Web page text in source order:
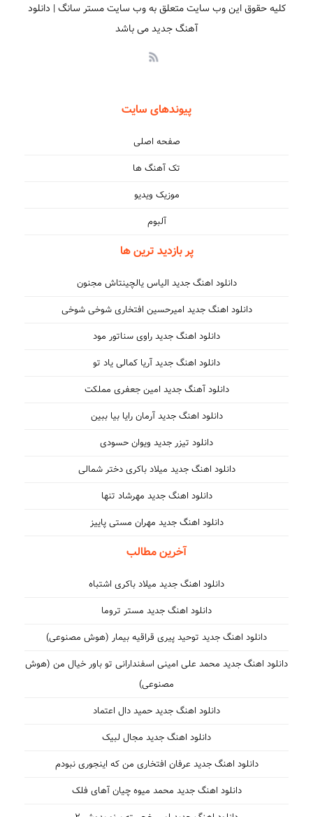
کلیه حقوق این وب سایت متعلق به وب سایت مستر سانگ | دانلود
آهنگ جدید می باشد
پیوندهای سایت
صفحه اصلی
تک آهنگ ها
موزیک ویدیو
آلبوم
پر بازدید ترین ها
دانلود اهنگ جدید الیاس یالچینتاش مجنون
دانلود اهنگ جدید امیرحسین افتخاری شوخی شوخی
دانلود اهنگ جدید راوی سناتور مود
دانلود اهنگ جدید آریا کمالی یاد تو
دانلود آهنگ جدید امین جعفری مملکت
دانلود اهنگ جدید آرمان رایا بیا ببین
دانلود تیزر جدید ویوان حسودی
دانلود اهنگ جدید میلاد باکری دختر شمالی
دانلود اهنگ جدید مهرشاد تنها
دانلود اهنگ جدید مهران مستی پاییز
آخرین مطالب
دانلود اهنگ جدید میلاد باکری اشتباه
دانلود اهنگ جدید مستر تروما
دانلود اهنگ جدید توحید پیری قراقیه بیمار (هوش مصنوعی)
دانلود اهنگ جدید محمد علی امینی اسفندارانی تو باور خیال من (هوش
مصنوعی)
دانلود اهنگ جدید حمید دال اعتماد
دانلود اهنگ جدید مجال لبیک
دانلود اهنگ جدید عرفان افتخاری من که اینجوری نبودم
دانلود اهنگ جدید محمد میوه چیان آهای فلک